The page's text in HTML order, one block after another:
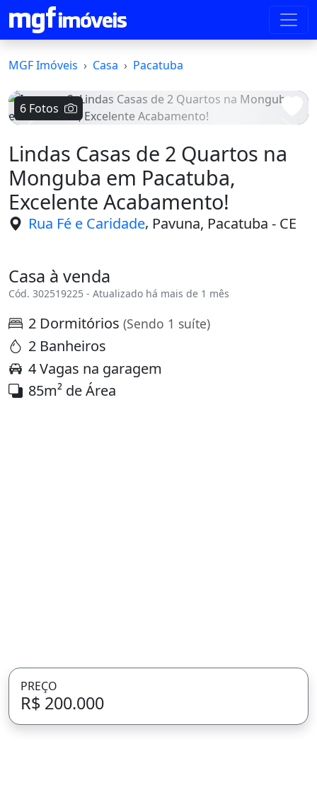
MGF Imóveis Casa Pacatuba
6 Fotos
Lindas Casas de 2 Quartos na
Monguba em Pacatuba,
Excelente Acabamento!
Rua Fé e Caridade, Pavuna, Pacatuba - CE
Casa à venda
Cód. 302519225 - Atualizado há mais de 1 mês
2 Dormitórios (Sendo 1 suíte)
2 Banheiros
4 Vagas na garagem
85m² de Área
PREÇO
R$ 200.000